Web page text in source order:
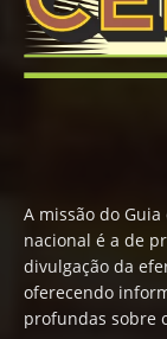
A missão do
nacional é a de
divulgação da
oferecendo
profundas sobre